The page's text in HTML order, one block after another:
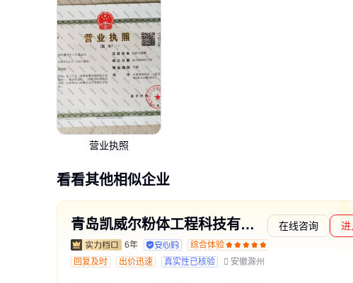
营业执照
看看其他相似企业
青岛凯威尔粉体工程科技有限公司
6年 综合体验
在线咨询 进
回复及时 出价迅速 真实性已核验 安徽滁州